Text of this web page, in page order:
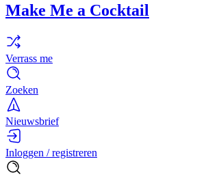
Make Me a Cocktail
Verrass me
Zoeken
Nieuwsbrief
Inloggen / registreren